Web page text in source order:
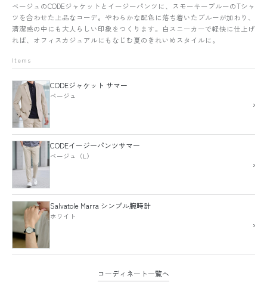
ベージュのCODEジャケットとイージーパンツに、スモーキーブルーのTシャ
ツを合わせた上品なコーデ。やわらかな配色に落ち着いたブルーが加わり、
清潔感の中にも大人らしい印象をつくります。白スニーカーで軽快に仕上げ
れば、オフィスカジュアルにもなじむ夏のきれいめスタイルに。
Items
CODEジャケット サマー
ベージュ
›
CODEイージーパンツサマー
ベージュ（L）
›
Salvatole Marra シンプル腕時計
ホワイト
›
コーディネート一覧へ